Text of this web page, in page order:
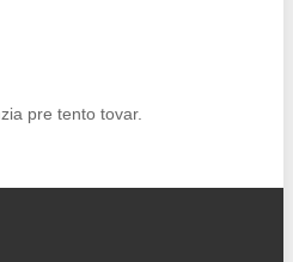
pre tento tovar.